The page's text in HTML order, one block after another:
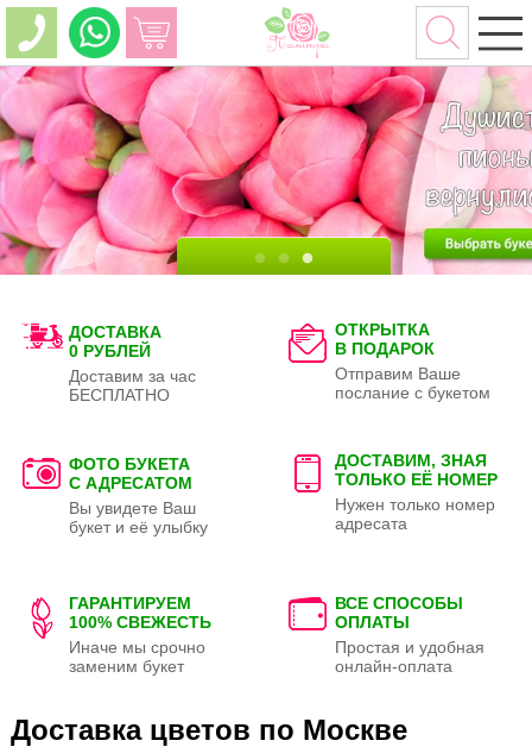
ДОСТАВКА
0 РУБЛЕЙ
Доставим за час
БЕСПЛАТНО
ОТКРЫТКА
В ПОДАРОК
Отправим Ваше
послание с букетом
ФОТО БУКЕТА
С АДРЕСАТОМ
Вы увидете Ваш
букет и её улыбку
ДОСТАВИМ, ЗНАЯ
ТОЛЬКО ЕЁ НОМЕР
Нужен только номер
адресата
ГАРАНТИРУЕМ
100% СВЕЖЕСТЬ
Иначе мы срочно
заменим букет
ВСЕ СПОСОБЫ
ОПЛАТЫ
Простая и удобная
онлайн-оплата
Доставка цветов по Москве